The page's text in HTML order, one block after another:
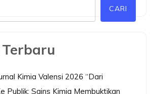
CARI
Kimia Valensi 2026 “Dari
Publik: Sains Kimia Membuktikan